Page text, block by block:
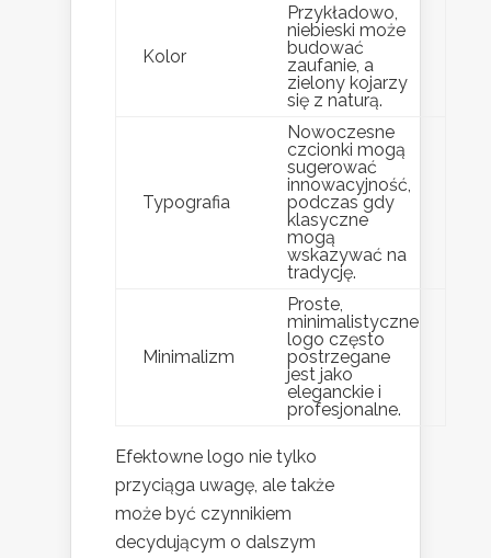
Kolor
Przykładowo,
niebieski może
budować
zaufanie, a
zielony kojarzy
się z naturą.
Typografia
Nowoczesne
czcionki mogą
sugerować
innowacyjność,
podczas gdy
klasyczne
mogą
wskazywać na
tradycję.
Minimalizm
Proste,
minimalistyczne
logo często
postrzegane
jest jako
eleganckie i
profesjonalne.
Efektowne logo nie tylko
przyciąga uwagę, ale także
może być czynnikiem
decydującym o dalszym